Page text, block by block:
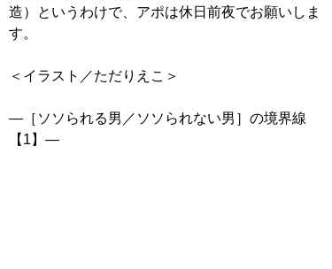
造）というわけで、アポは休日前夜でお願いしま
す。
＜イラスト／ただりえこ＞
―［ソソられる男／ソソられない男］の境界線
【1】―